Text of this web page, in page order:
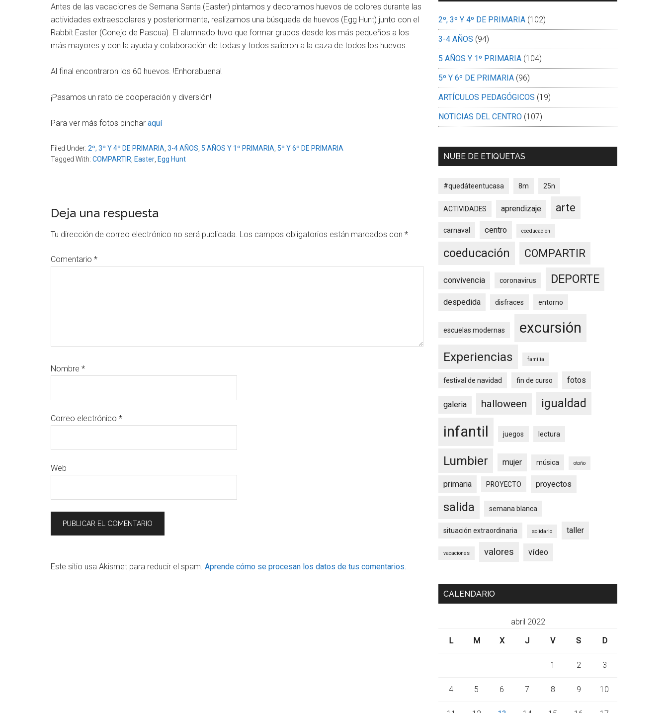
Antes de las vacaciones de Semana Santa (Easter) pìntamos y decoramos huevos de colores durante las
actividades extraescolares y posteriormente, realizamos una búsqueda de huevos (Egg Hunt) junto con el
Rabbit Easter (Conejo de Pascua). El alumnado tuvo que formar grupos desde los más pequeños a los
más mayores y con la ayuda y colaboración de todas y todos salieron a la caza de todos los huevos.
Al final encontraron los 60 huevos. !Enhorabuena!
¡Pasamos un rato de cooperación y diversión!
Para ver más fotos pinchar aquí
Filed Under: 2º, 3º Y 4º DE PRIMARIA 3-4 AÑOS 5 AÑOS Y 1º PRIMARIA 5º Y 6º DE PRIMARIA
Tagged With: COMPARTIR Easter Egg Hunt
Reader
Interactions
Deja una respuesta
Tu dirección de correo electrónico no será publicada. Los campos obligatorios están marcados con *
Comentario *
Nombre *
Correo electrónico *
Web
Este sitio usa Akismet para reducir el spam. Aprende cómo se procesan los datos de tus comentarios.
2º, 3º Y 4º DE PRIMARIA (102)
3-4 AÑOS (94)
5 AÑOS Y 1º PRIMARIA (104)
5º Y 6º DE PRIMARIA (96)
ARTÍCULOS PEDAGÓGICOS (19)
NOTICIAS DEL CENTRO (107)
NUBE DE ETIQUETAS
#quedáteentucasa 8m 25n
ACTIVIDADES aprendizaje arte
carnaval centro coeducacion
coeducación COMPARTIR
convivencia coronavirus DEPORTE
despedida disfraces entorno
escuelas modernas excursión
Experiencias familia
festival de navidad fin de curso fotos
galeria halloween igualdad
infantil juegos lectura
Lumbier mujer música otoño
primaria PROYECTO proyectos
salida semana blanca
situación extraordinaria solidario taller
vacaciones valores vídeo
CALENDARIO
abril 2022
L
M X J V S D
1 2 3
4 5 6 7 8 9 10